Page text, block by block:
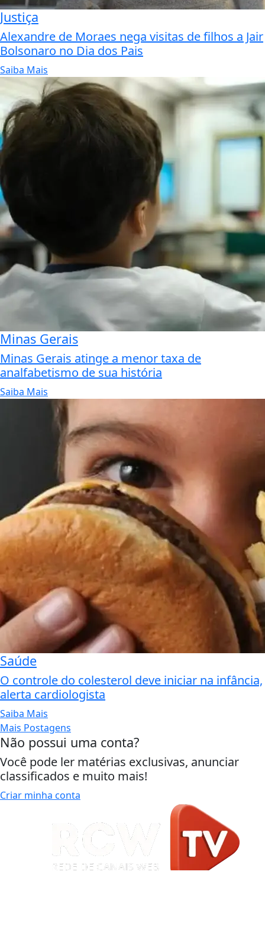
Justiça
Alexandre de Moraes nega visitas de filhos a Jair
Bolsonaro no Dia dos Pais
Saiba Mais
Minas Gerais
Minas Gerais atinge a menor taxa de
analfabetismo de sua história
Saiba Mais
Saúde
O controle do colesterol deve iniciar na infância,
alerta cardiologista
Saiba Mais
Mais Postagens
Não possui uma conta?
Você pode ler matérias exclusivas, anunciar
classificados e muito mais!
Criar minha conta